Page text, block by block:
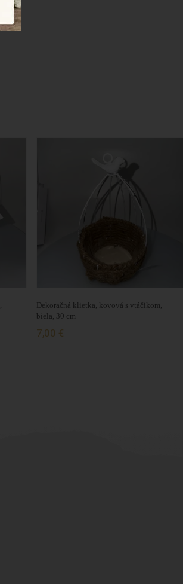
Dekoračná klietka, kovová s vtáčikom,
biela, 30 cm
7,00 €